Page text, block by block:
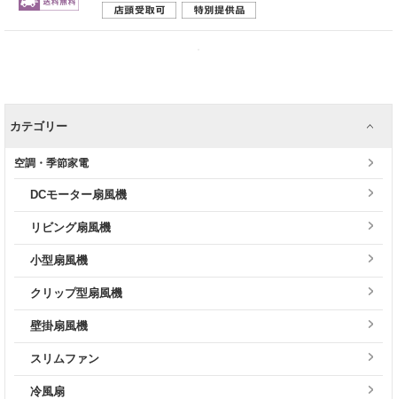
カテゴリー
空調・季節家電
DCモーター扇風機
リビング扇風機
小型扇風機
クリップ型扇風機
壁掛扇風機
スリムファン
冷風扇